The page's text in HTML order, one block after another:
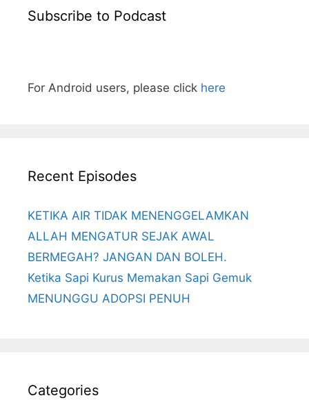
Subscribe to Podcast
For Android users, please click here
Recent Episodes
KETIKA AIR TIDAK MENENGGELAMKAN
ALLAH MENGATUR SEJAK AWAL
BERMEGAH? JANGAN DAN BOLEH.
Ketika Sapi Kurus Memakan Sapi Gemuk
MENUNGGU ADOPSI PENUH
Categories